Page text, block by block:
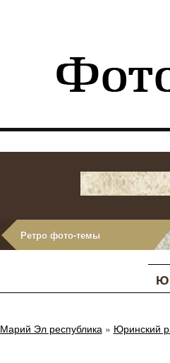
Ретро фото-темы
Марий Эл республика» Юринский